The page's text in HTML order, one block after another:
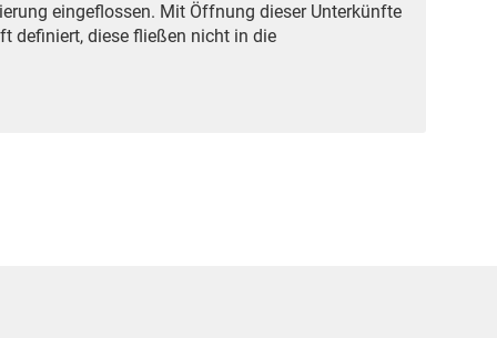
eingeflossen. Mit Öffnung dieser Unterkünfte
definiert, diese fließen nicht in die